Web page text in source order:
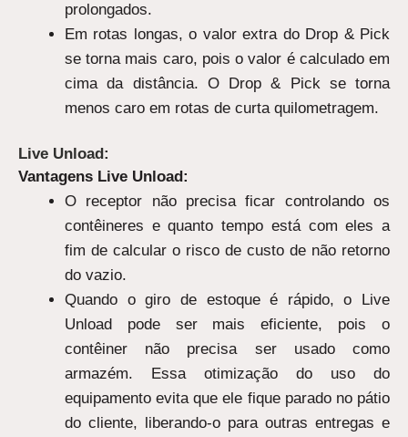
prolongados.
Em rotas longas, o valor extra do Drop & Pick
se torna mais caro, pois o valor é calculado em
cima da distância. O Drop & Pick se torna
menos caro em rotas de curta quilometragem.
Live Unload:
Vantagens Live Unload:
O receptor não precisa ficar controlando os
contêineres e quanto tempo está com eles a
fim de calcular o risco de custo de não retorno
do vazio.
Quando o giro de estoque é rápido, o Live
Unload pode ser mais eficiente, pois o
contêiner não precisa ser usado como
armazém. Essa otimização do uso do
equipamento evita que ele fique parado no pátio
do cliente, liberando-o para outras entregas e